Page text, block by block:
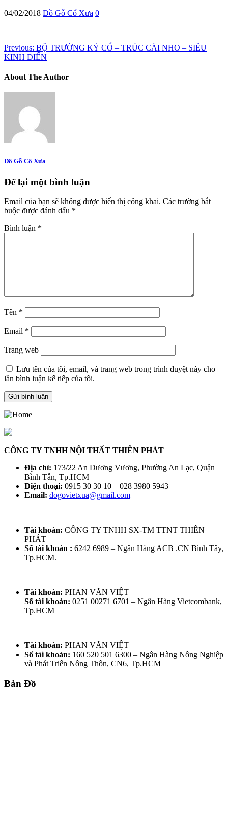
04/02/2018 Đồ Gỗ Cổ Xưa 0
Previous: BỘ TRƯỜNG KỶ CỔ – TRÚC CÀI NHO – SIÊU
KINH ĐIỂN
About The Author
Đồ Gỗ Cổ Xưa
Để lại một bình luận
Email của bạn sẽ không được hiển thị công khai. Các trường bắt
buộc được đánh dấu *
Bình luận *
Tên *
Email *
Trang web
Lưu tên của tôi, email, và trang web trong trình duyệt này cho
lần bình luận kế tiếp của tôi.
CÔNG TY TNHH NỘI THẤT THIÊN PHÁT
Địa chỉ: 173/22 An Dương Vương, Phường An Lạc, Quận
Bình Tân, Tp.HCM
Điện thoại: 0915 30 30 10 – 028 3980 5943
Email: dogovietxua@gmail.com
Tài khoản: CÔNG TY TNHH SX-TM TTNT THIÊN
PHÁT
Số tài khoản : 6242 6989 – Ngân Hàng ACB .CN Bình Tây,
Tp.HCM.
Tài khoản: PHAN VĂN VIỆT
Số tài khoản: 0251 00271 6701 – Ngân Hàng Vietcombank,
Tp.HCM
Tài khoản: PHAN VĂN VIỆT
Số tài khoản: 160 520 501 6300 – Ngân Hàng Nông Nghiệp
và Phát Triển Nông Thôn, CN6, Tp.HCM
Bản Đồ